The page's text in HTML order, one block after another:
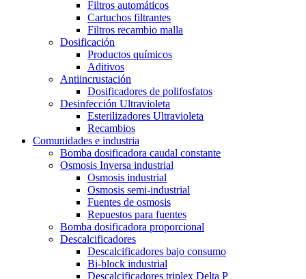
Filtros automáticos
Cartuchos filtrantes
Filtros recambio malla
Dosificación
Productos químicos
Aditivos
Antiincrustación
Dosificadores de polifosfatos
Desinfección Ultravioleta
Esterilizadores Ultravioleta
Recambios
Comunidades e industria
Bomba dosificadora caudal constante
Osmosis Inversa industrial
Osmosis industrial
Osmosis semi-industrial
Fuentes de osmosis
Repuestos para fuentes
Bomba dosificadora proporcional
Descalcificadores
Descalcificadores bajo consumo
Bi-block industrial
Descalcificadores triplex Delta P